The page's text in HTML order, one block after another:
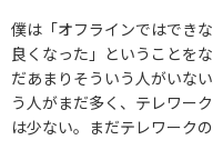
僕は「オフラインではでき
良くなった」ということを
だあまりそういう人がいな
う人がまだ多く、テレワー
は少ない。まだテレワーク